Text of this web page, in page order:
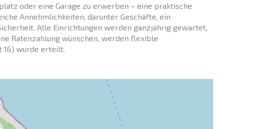
oder eine Garage zu erwerben – eine praktische
Annehmlichkeiten, darunter Geschäfte, ein
Alle Einrichtungen werden ganzjährig gewartet,
Ratenzahlung wünschen, werden flexible
16) wurde erteilt.